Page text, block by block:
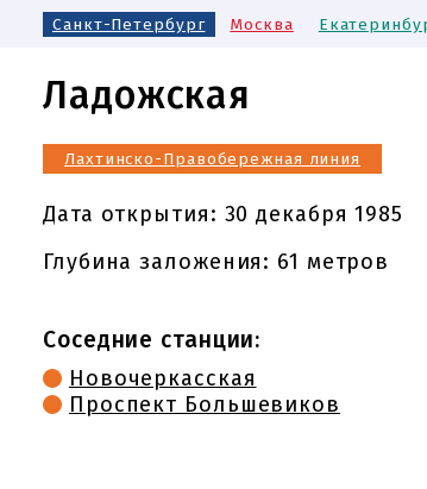
Санкт-Петербург Москва
Ладожская
Лахтинско-Правобережная линия
Дата открытия: 30 декабря 1985
Глубина заложения: 61 метров
Соседние станции:
Новочеркасская
Проспект Большевиков